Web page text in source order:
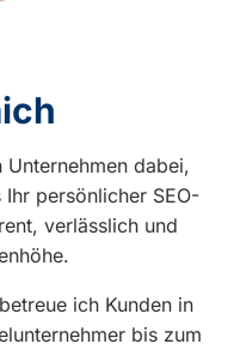
dabei,
persönlicher SEO-
verlässlich und
ich Kunden in
bis zum